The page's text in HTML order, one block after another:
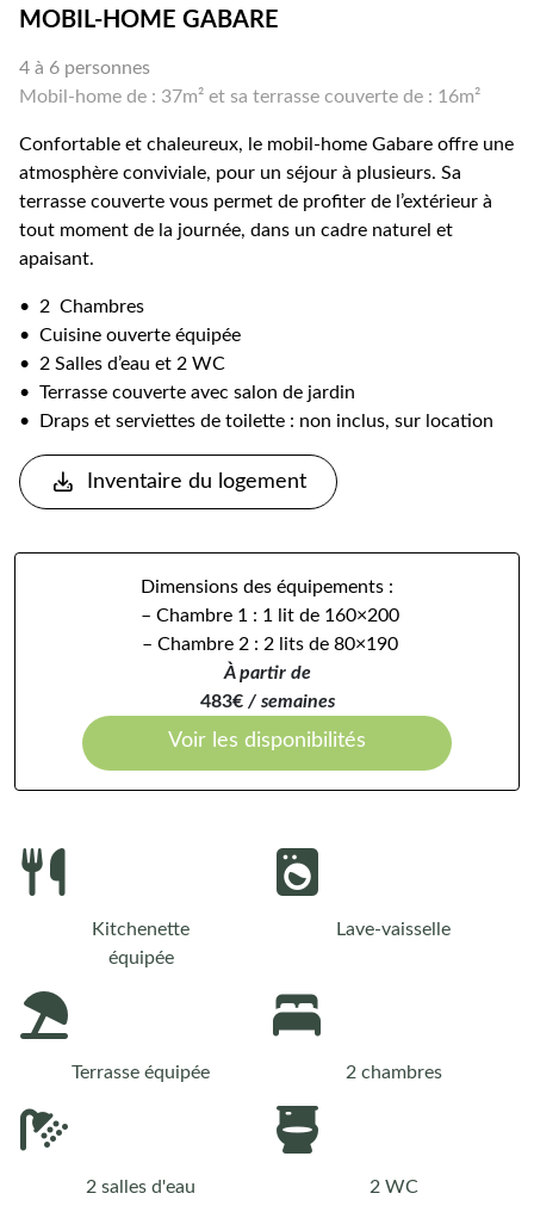
MOBIL-HOME GABARE
4 à 6 personnes
Mobil-home de : 37m² et sa terrasse couverte de : 16m²
Confortable et chaleureux, le mobil-home Gabare offre une
atmosphère conviviale, pour un séjour à plusieurs. Sa
terrasse couverte vous permet de profiter de l’extérieur à
tout moment de la journée, dans un cadre naturel et
apaisant.
• 2 Chambres
• Cuisine ouverte équipée
• 2 Salles d’eau et 2 WC
• Terrasse couverte avec salon de jardin
• Draps et serviettes de toilette : non inclus, sur location
Inventaire du logement
Dimensions des équipements :
– Chambre 1 : 1 lit de 160×200
– Chambre 2 : 2 lits de 80×190
À partir de
483€ / semaines
Voir les disponibilités
Kitchenette
équipée
Lave-vaisselle
Terrasse équipée 2 chambres
2 salles d'eau 2 WC